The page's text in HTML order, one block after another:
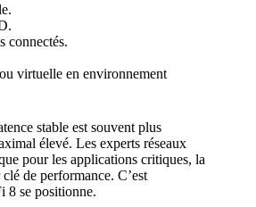
connectés.
virtuelle en environnement
stable est souvent plus
élevé. Les experts réseaux
pour les applications critiques, la
de performance. C’est
8 se positionne.